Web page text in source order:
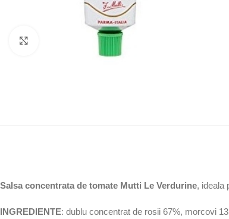
Faceți clic pentru a mări
Salsa concentrata de tomate Mutti Le Verdurine, ideala
INGREDIENTE: dublu concentrat de rosii 67%, morcovi